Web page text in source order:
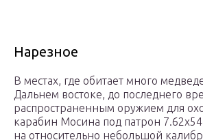
Нарезное
В местах, где обитает много
Дальнем востоке, до последнего
распространенным оружием для
карабин Мосина под патрон
на относительно небольшой